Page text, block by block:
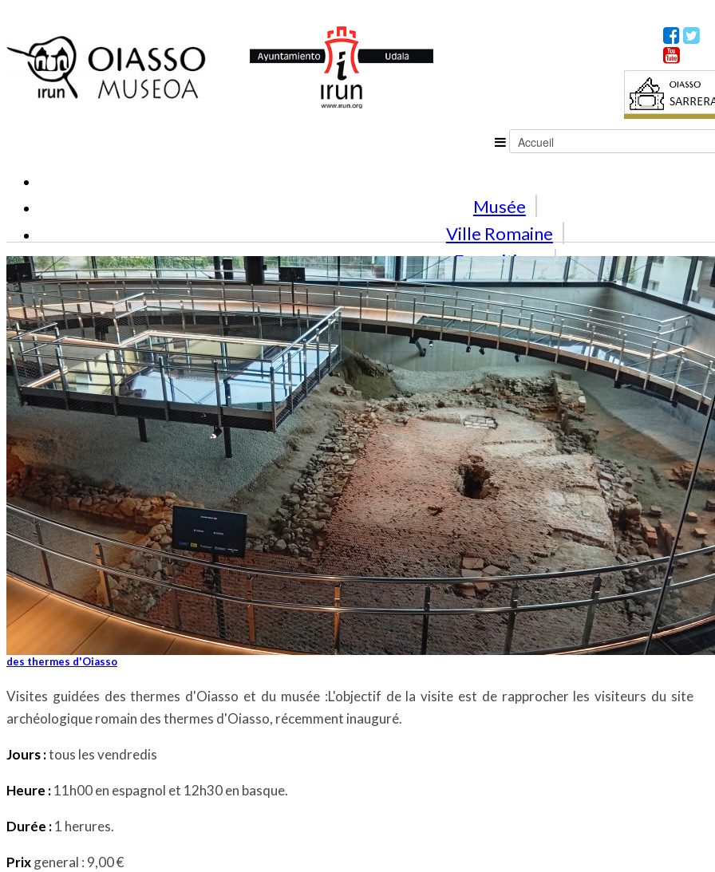
Musée
Ville Romaine
Expositions
Activités
En famille
Éducation
Infos pratiques
des thermes d'Oiasso
Visites guidées des thermes d'Oiasso et du musée :L'objectif de la visite est de rapprocher les visiteurs du site
archéologique romain des thermes d'Oiasso, récemment inauguré.
Jours :tous les vendredis
Heure :11h00 en espagnol et 12h30 en basque.
Durée :1 herures.
Prixgeneral : 9,00 €